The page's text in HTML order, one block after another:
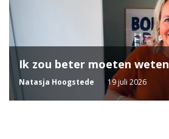
Ik zou beter moeten weten
Natasja Hoogstede 19 juli 2026